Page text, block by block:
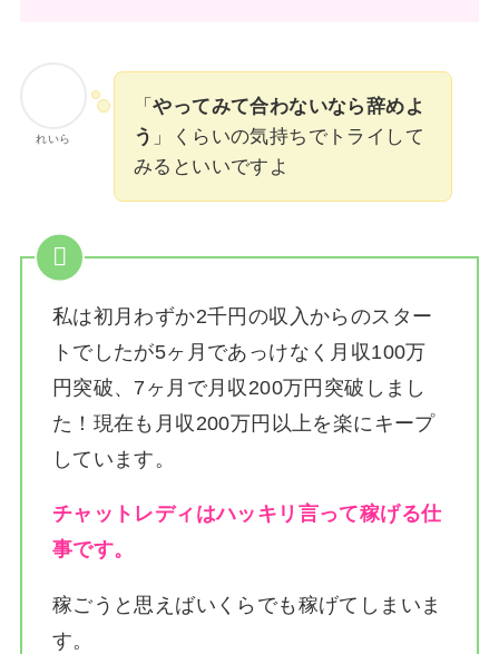
れいら
「やってみて合わないなら辞めよ
う 」くらいの気持ちでトライして
みるといいですよ
私は初月わずか2千円の収入からのスター
トでしたが5ヶ月であっけなく月収100万
円突破、7ヶ月で月収200万円突破しまし
た！ 現在も月収200万円以上を楽にキープ
しています。
チャットレディはハッキリ言って稼げる仕
事です。
稼ごうと思えばいくらでも稼げてしまいま
す。